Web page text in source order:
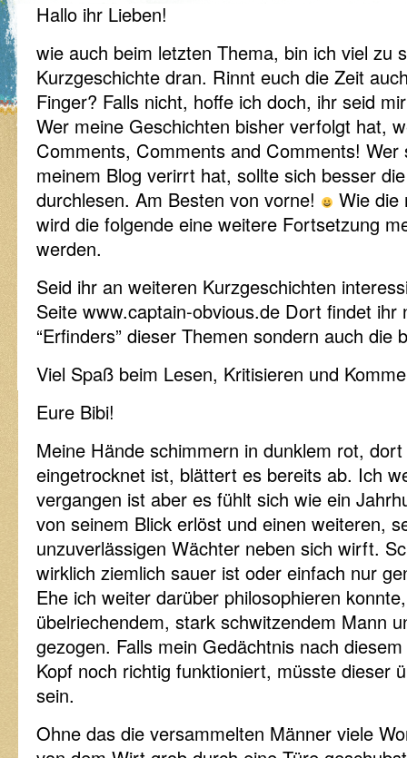
Hallo ihr Lieben!
wie auch beim letzten Thema, bin ich viel zu
Kurzgeschichte dran. Rinnt euch die Zeit
Finger? Falls nicht, hoffe ich doch, ihr seid
Wer meine Geschichten bisher verfolgt hat,
Comments, Comments and Comments! Wer
meinem Blog verirrt hat, sollte sich besser
durchlesen. Am Besten von vorne!
Wie die
wird die folgende eine weitere Fortsetzung
werden.
Seid ihr an weiteren Kurzgeschichten
Seite www.captain-obvious.de Dort findet ihr
“Erfinders” dieser Themen sondern auch die
Viel Spaß beim Lesen, Kritisieren und
Eure Bibi!
Meine Hände schimmern in dunklem rot,
eingetrocknet ist, blättert es bereits ab. Ich
vergangen ist aber es fühlt sich wie ein
von seinem Blick erlöst und einen weiteren,
unzuverlässigen Wächter neben sich wirft.
wirklich ziemlich sauer ist oder einfach nur
Ehe ich weiter darüber philosophieren
übelriechendem, stark schwitzendem Mann
gezogen. Falls mein Gedächtnis nach
Kopf noch richtig funktioniert, müsste dieser
sein.
Ohne das die versammelten Männer viele